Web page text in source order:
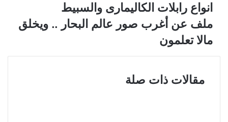
انواع رابلات الكاليمارى والسبيط
ملف عن أغرب صور عالم البحار .. ويخلق
مالا تعلمون
مقالات ذات صلة